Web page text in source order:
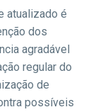
atualizado é
dos
agradável
regular do
de
possíveis